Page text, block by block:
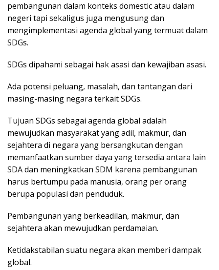
pembangunan dalam konteks domestic atau dalam
negeri tapi sekaligus juga mengusung dan
mengimplementasi agenda global yang termuat dalam
SDGs.
SDGs dipahami sebagai hak asasi dan kewajiban asasi.
Ada potensi peluang, masalah, dan tantangan dari
masing-masing negara terkait SDGs.
Tujuan SDGs sebagai agenda global adalah
mewujudkan masyarakat yang adil, makmur, dan
sejahtera di negara yang bersangkutan dengan
memanfaatkan sumber daya yang tersedia antara lain
SDA dan meningkatkan SDM karena pembangunan
harus bertumpu pada manusia, orang per orang
berupa populasi dan penduduk.
Pembangunan yang berkeadilan, makmur, dan
sejahtera akan mewujudkan perdamaian.
Ketidakstabilan suatu negara akan memberi dampak
global.